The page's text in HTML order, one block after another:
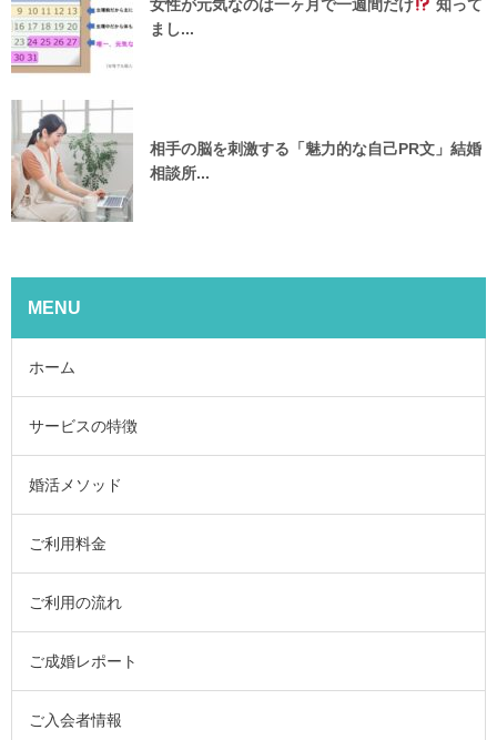
女性が元気なのは一ヶ月で一週間だけ
知って
まし...
相手の脳を刺激する「魅力的な自己PR文」結婚
相談所...
MENU
ホーム
サービスの特徴
婚活メソッド
ご利用料金
ご利用の流れ
ご成婚レポート
ご入会者情報